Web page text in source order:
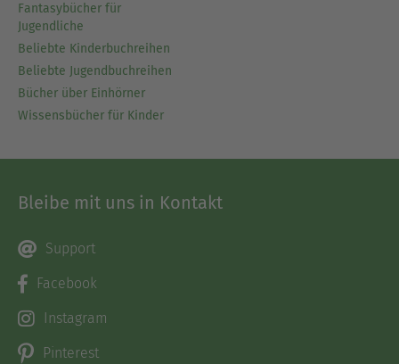
Fantasybücher für
Jugendliche
Beliebte Kinderbuchreihen
Beliebte Jugendbuchreihen
Bücher über Einhörner
Wissensbücher für Kinder
Bleibe mit uns in Kontakt
Support
Facebook
Instagram
Pinterest